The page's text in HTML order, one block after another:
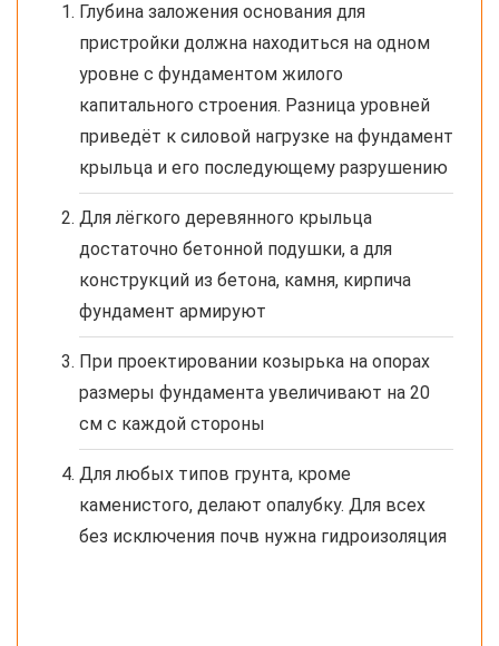
Глубина заложения основания для
пристройки должна находиться на одном
уровне с фундаментом жилого
капитального строения. Разница уровней
приведёт к силовой нагрузке на фундамент
крыльца и его последующему разрушению
Для лёгкого деревянного крыльца
достаточно бетонной подушки, а для
конструкций из бетона, камня, кирпича
фундамент армируют
При проектировании козырька на опорах
размеры фундамента увеличивают на 20
см с каждой стороны
Для любых типов грунта, кроме
каменистого, делают опалубку. Для всех
без исключения почв нужна гидроизоляция